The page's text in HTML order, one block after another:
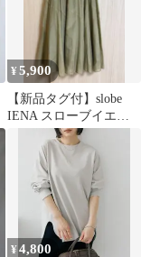
¥5,900
【新品タグ付】slobe
IENA スローブイエナ
綿 シルク ギャザー
スカート
¥4,800